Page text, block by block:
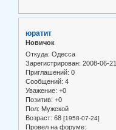
юратит
Новичок
Откуда: Одесса
Зарегистрирован: 2008-06-21
Приглашений: 0
Сообщений: 4
Уважение: +0
Позитив: +0
Пол: Мужской
Возраст: 68 [1958-07-24]
Провел на форуме: